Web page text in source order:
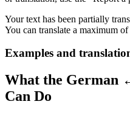
Your text has been partially
You can translate a maximum of
Examples and
What the German
Can Do